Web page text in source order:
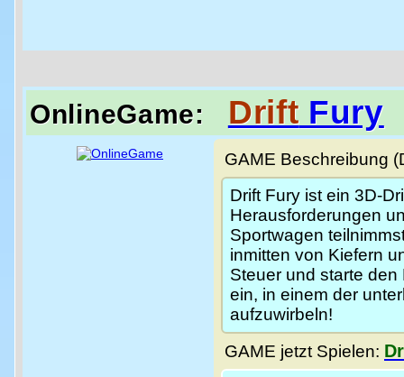
OnlineGame: DriftFury
GAME Beschreibung
Drift Fury ist ein 3D-
Herausforderungen
Sportwagen
inmitten von Kiefern
Steuer und starte
ein, in einem der
aufzuwirbeln!
GAME jetzt Spielen: